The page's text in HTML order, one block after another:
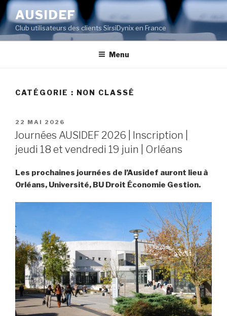
Aller
au
contenu
principal
AUSIDEF
Club utilisateurs des clients SirsiDynix en France
Menu
CATÉGORIE : NON CLASSÉ
PUBLIÉ
LE
22 MAI 2026
Journées AUSIDEF 2026 | Inscription |
jeudi 18 et vendredi 19 juin | Orléans
Les prochaines journées de l’Ausidef auront lieu à
Orléans, Université, BU Droit Économie Gestion.